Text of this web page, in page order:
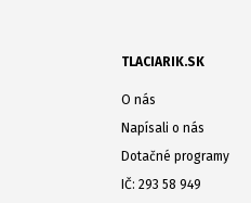
TLACIARIK.SK
O nás
Napísali o nás
Dotačné programy
IČ: 293 58 949